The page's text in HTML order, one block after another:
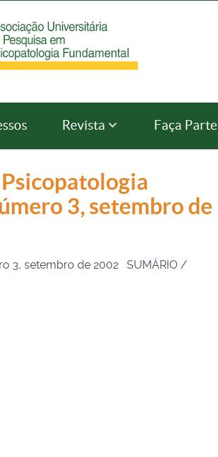
Revista Faça Parte
3, setembro de
3, setembro de 2002 SUMÁRIO /